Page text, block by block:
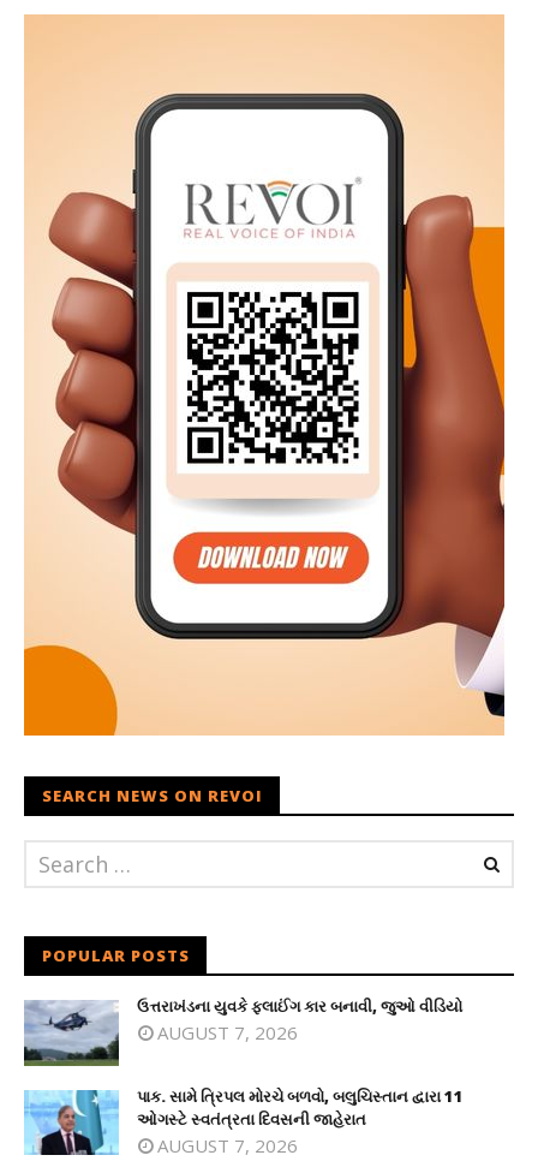
SEARCH NEWS ON REVOI
POPULAR POSTS
ઉત્તરાખંડના યુવકે ફ્લાઈંગ કાર બનાવી, જુઓ વીડિયો
AUGUST 7, 2026
પાક. સામે ત્રિપલ મોરચે બળવો, બલુચિસ્તાન દ્વારા 11
ઓગસ્ટે સ્વતંત્રતા દિવસની જાહેરાત
AUGUST 7, 2026